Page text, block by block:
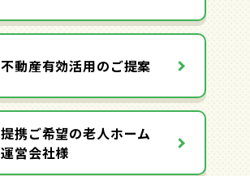
不動産有効活用のご提案
提携ご希望の老人ホーム
運営会社様